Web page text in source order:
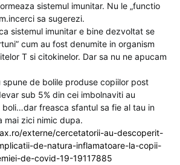
sistemul imunitar. Nu le „functio
sa sugerezi.
sistemul imunitar e bine dezvoltat se
cum au fost denumite in organism
T si citokinelor. Dar sa nu ne apucam
spune de bolile produse copiilor post
sub 5% din cei imbolnaviti au
freasca sfantul sa fie al tau in
mai zici nimic dupa.
externe/cercetatorii-au-descoperit-
de-natura-inflamatoare-la-copii-
de-covid-19-19117885